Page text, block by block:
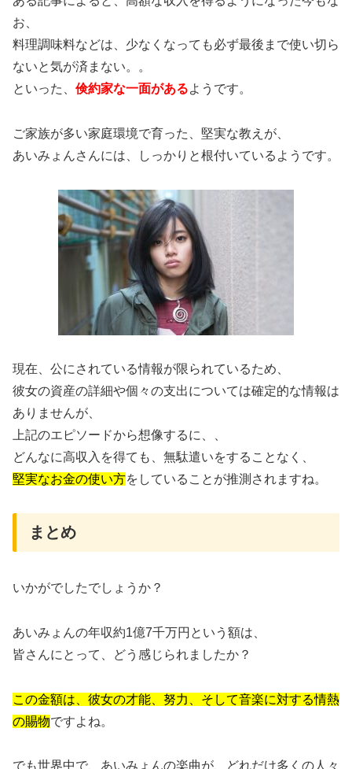
お、
料理調味料などは、少なくなっても必ず最後まで使い切ら
ないと気が済まない。。
といった、 倹約家な一面があるようです。
ご家族が多い家庭環境で育った、堅実な教えが、
あいみょんさんには、しっかりと根付いているようです。
現在、公にされている情報が限られているため、
彼女の資産の詳細や個々の支出については確定的な情報は
ありませんが、
上記のエピソードから想像するに、、
どんなに高収入を得ても、無駄遣いをすることなく、
堅実なお金の使い方をしていることが推測されますね。
まとめ
いかがでしたでしょうか？
あいみょんの年収約1億7千万円という額は、
皆さんにとって、どう感じられましたか？
この金額は、彼女の才能、努力、そして音楽に対する情熱
の賜物ですよね。
でも世界中で、あいみょんの楽曲が、どれだけ多くの人々